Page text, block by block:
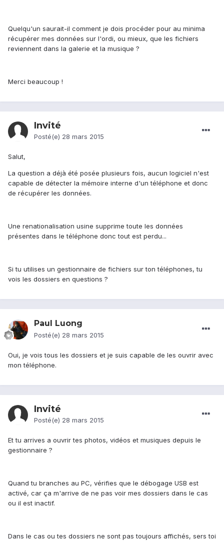
Quelqu'un saurait-il comment je dois procéder pour au minima
récupérer mes données sur l'ordi, ou mieux, que les fichiers
reviennent dans la galerie et la musique ?
Merci beaucoup !
Invité
Posté(e) 28 mars 2015
Salut,
La question a déjà été posée plusieurs fois, aucun logiciel n'est
capable de détecter la mémoire interne d'un téléphone et donc
de récupérer les données.
Une renationalisation usine supprime toute les données
présentes dans le téléphone donc tout est perdu...
Si tu utilises un gestionnaire de fichiers sur ton téléphones, tu
vois les dossiers en questions ?
Paul Luong
Posté(e) 28 mars 2015
Oui, je vois tous les dossiers et je suis capable de les ouvrir avec
mon téléphone.
Invité
Posté(e) 28 mars 2015
Et tu arrives a ouvrir tes photos, vidéos et musiques depuis le
gestionnaire ?
Quand tu branches au PC, vérifies que le débogage USB est
activé, car ça m'arrive de ne pas voir mes dossiers dans le cas
ou il est inactif.
Dans le cas ou tes dossiers ne sont pas toujours affichés, sers toi